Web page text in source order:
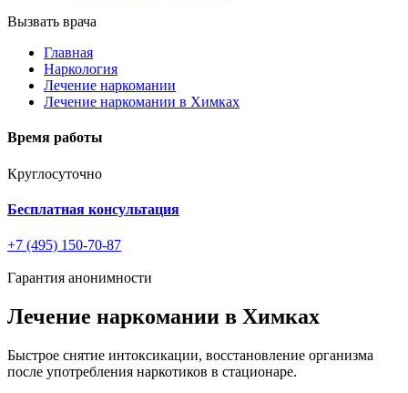
Вызвать врача
Главная
Наркология
Лечение наркомании
Лечение наркомании в Химках
Время работы
Круглосуточно
Бесплатная консультация
+7 (495) 150-70-87
Гарантия анонимности
Лечение наркомании в Химках
Быстрое снятие интоксикации, восстановление организма
после употребления наркотиков в стационаре.